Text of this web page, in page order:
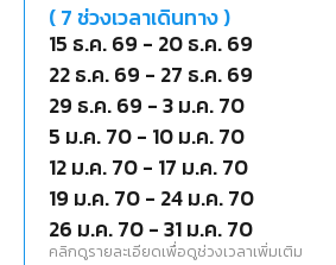
(7ช่วงเวลาเดินทาง )
15 ธ.ค. 69 - 20 ธ.ค. 69
22 ธ.ค. 69 - 27 ธ.ค. 69
29 ธ.ค. 69 -3 ม.ค. 70
5 ม.ค. 70- 10 ม.ค. 70
12 ม.ค. 70- 17 ม.ค. 70
19 ม.ค. 70- 24 ม.ค. 70
26 ม.ค. 70-31 ม.ค. 70
คลิกดูรายละเอียดเพื่อดูช่วงเวลาเพิ่มเติม